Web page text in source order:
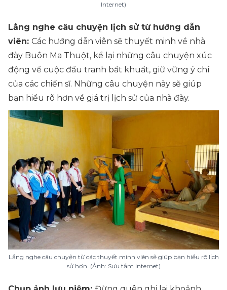
Internet)
Lắng nghe câu chuyện lịch sử từ hướng dẫn
viên: Các hướng dẫn viên sẽ thuyết minh về nhà
đày Buôn Ma Thuột, kể lại những câu chuyện xúc
động về cuộc đấu tranh bất khuất, giữ vững ý chí
của các chiến sĩ. Những câu chuyện này sẽ giúp
bạn hiểu rõ hơn về giá trị lịch sử của nhà đày.
Lắng nghe câu chuyện từ các thuyết minh viên sẽ giúp bạn hiểu rõ lịch
sử hơn. (Ảnh: Sưu tầm Internet)